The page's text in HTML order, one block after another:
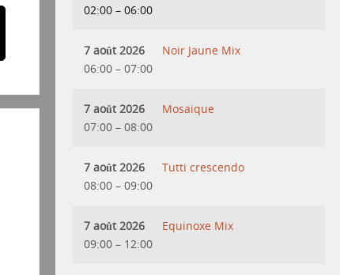
02:00 – 06:00
7 août 2026
06:00 – 07:00
Noir Jaune Mix
7 août 2026
07:00 – 08:00
Mosaique
7 août 2026
08:00 – 09:00
Tutti crescendo
7 août 2026
09:00 – 12:00
Equinoxe Mix